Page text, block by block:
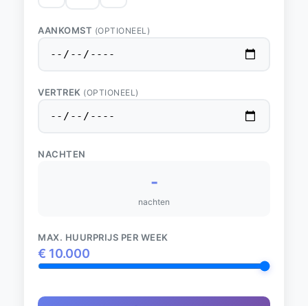
AANKOMST (OPTIONEEL)
VERTREK (OPTIONEEL)
NACHTEN
-
nachten
MAX. HUURPRIJS PER WEEK
€ 10.000